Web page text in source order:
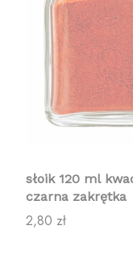
słoik 120 ml
czarna zakrętka
Cena
2,80 zł